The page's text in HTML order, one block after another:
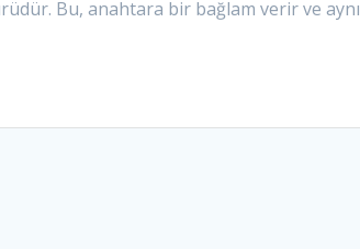
Bu, anahtara bir bağlam verir ve aynı